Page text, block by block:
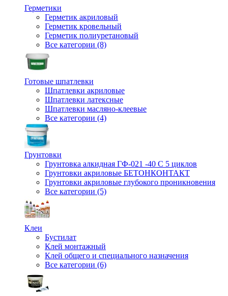
Герметики
Герметик акриловый
Герметик кровельный
Герметик полиуретановый
Все категории (8)
Готовые шпатлевки
Шпатлевки акриловые
Шпатлевки латексные
Шпатлевки масляно-клеевые
Все категории (4)
Грунтовки
Грунтовка алкидная ГФ-021 -40 С 5 циклов
Грунтовки акриловые БЕТОНКОНТАКТ
Грунтовки акриловые глубокого проникновения
Все категории (5)
Клеи
Бустилат
Клей монтажный
Клей общего и специального назначения
Все категории (6)